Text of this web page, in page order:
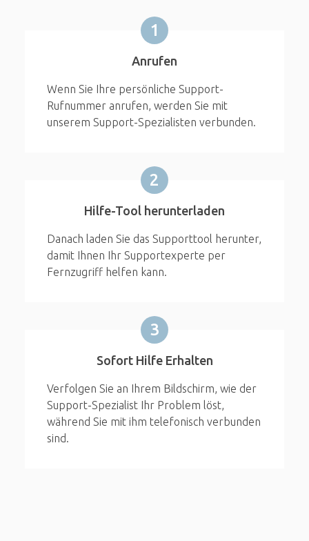
1
Anrufen
Wenn Sie Ihre persönliche Support-
Rufnummer anrufen, werden Sie mit
unserem Support-Spezialisten verbunden.
2
Hilfe-Tool herunterladen
Danach laden Sie das Supporttool herunter,
damit Ihnen Ihr Supportexperte per
Fernzugriff helfen kann.
3
Sofort Hilfe Erhalten
Verfolgen Sie an Ihrem Bildschirm, wie der
Support-Spezialist Ihr Problem löst,
während Sie mit ihm telefonisch verbunden
sind.